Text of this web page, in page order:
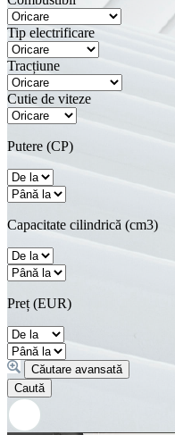
Tip electrificare
Tracțiune
Cutie de viteze
Putere (CP)
Capacitate cilindrică (cm3)
Preț (EUR)